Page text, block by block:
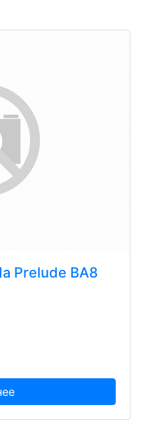
Prelude BA8